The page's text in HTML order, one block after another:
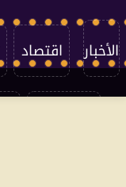
الأخبار اقتصاد